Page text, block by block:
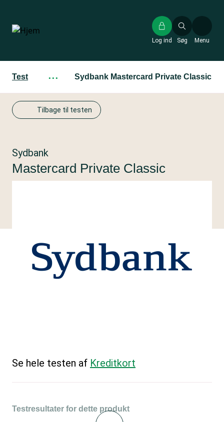
hovedindhold
Søg
Log ind Menu
Test ··· Sydbank Mastercard Private Classic
Tilbage til testen
Sydbank
Mastercard Private Classic
Se hele testen af Kreditkort
Testresultater for dette produkt